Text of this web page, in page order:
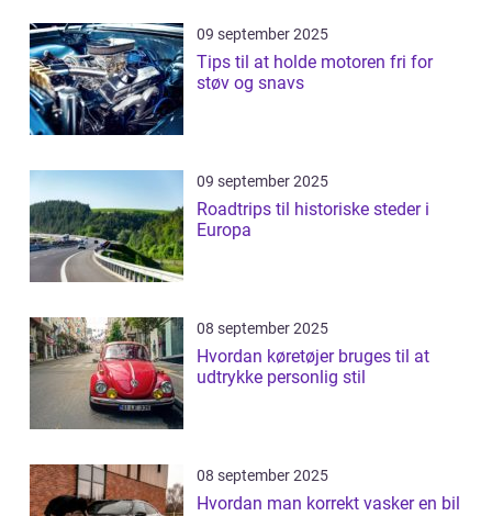
09 september 2025
Tips til at holde motoren fri for
støv og snavs
09 september 2025
Roadtrips til historiske steder i
Europa
08 september 2025
Hvordan køretøjer bruges til at
udtrykke personlig stil
08 september 2025
Hvordan man korrekt vasker en bil